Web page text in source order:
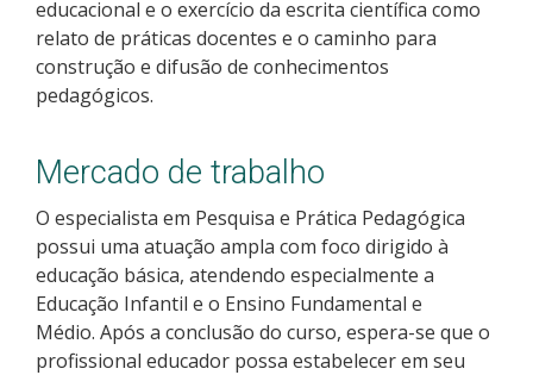
Calendário de inscrições
Processos Seletivos
Orientações para comprovação de cotas
Inscrições e acompanhamento
Orientações para Matrícula
educacional e o exercício da escrita científica como
relato de práticas docentes e o caminho para
construção e difusão de conhecimentos
pedagógicos.
Mercado de trabalho
O especialista em Pesquisa e Prática Pedagógica
possui uma atuação ampla com foco dirigido à
educação básica, atendendo especialmente a
Educação Infantil e o Ensino Fundamental e
Médio. Após a conclusão do curso, espera-se que o
profissional educador possa estabelecer em seu